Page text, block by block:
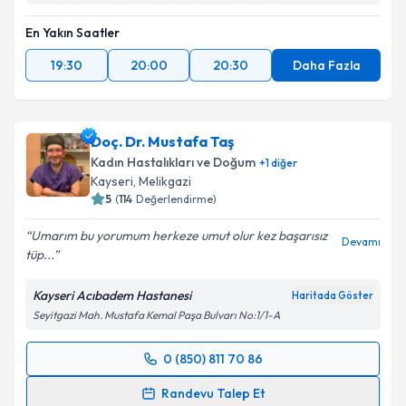
En Yakın Saatler
19:30
20:00 20:30 Daha Fazla
Doç. Dr. Mustafa Taş
Kadın Hastalıkları ve Doğum +1diğer
Kayseri, Melikgazi
5 (114 Değerlendirme)
Umarım bu yorumum herkeze umut olur kez başarısız
tüp...
Devamı
Kayseri Acıbadem Hastanesi Haritada Göster
Seyitgazi Mah. Mustafa Kemal Paşa Bulvarı No:1/1-A
0 (850) 811 70 86
Randevu Talep Et
Randevu Takvimi Talebi